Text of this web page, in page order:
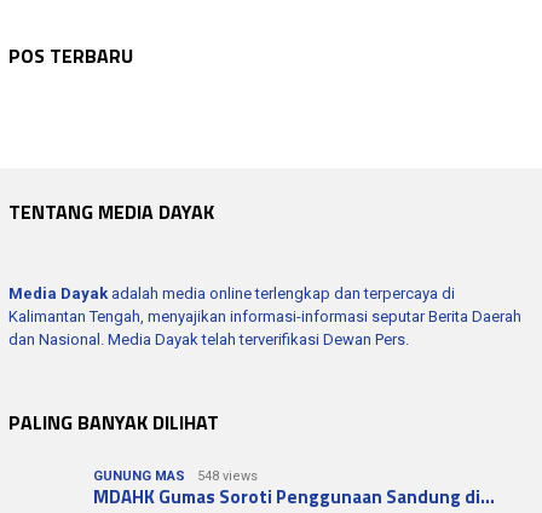
POS TERBARU
BMP Ajak Masyarakat Perkuat Nasionalisme…
Kenaikan Status Kejadian Fatal MBG Jadi …
NASIONAL Agustus 7, 2026
Jelang HUT RI, CNG 3 Kg Masuki Uji Akhir…
NASIONAL Agustus 7, 2026
BARITO UTARA
TENTANG MEDIA DAYAK
Media Dayak adalah media online terlengkap dan terpercaya di
Kalimantan Tengah, menyajikan informasi-informasi seputar Berita Daerah
dan Nasional. Media Dayak telah terverifikasi Dewan Pers.
PALING BANYAK DILIHAT
GUNUNG MAS 548 views
MDAHK Gumas Soroti Penggunaan Sandung di…